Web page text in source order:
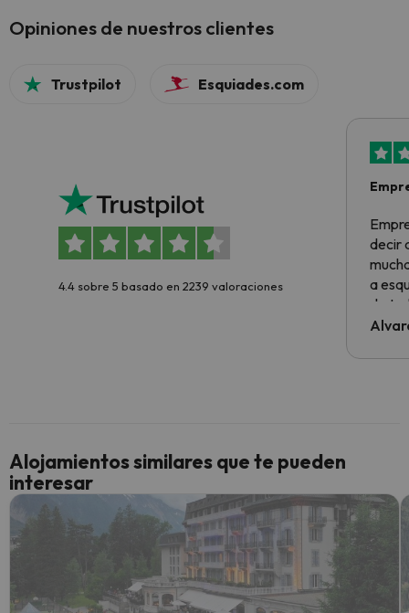
Opiniones de nuestros clientes
Trustpilot Esquiades.com
4.4 sobre 5 basado en 2239 valoraciones
decir
a
de
al
culpa
Alojamientos similares que te pueden
interesar